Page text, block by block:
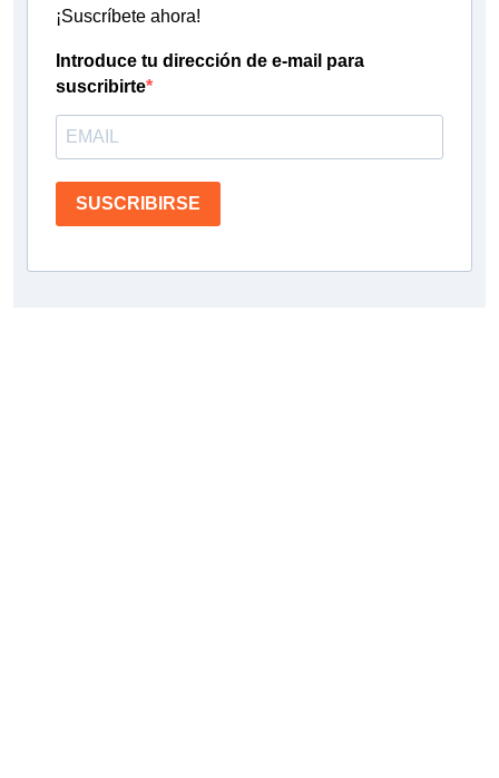
¡Suscríbete ahora!
Introduce tu dirección de e-mail para
suscribirte
SUSCRIBIRSE